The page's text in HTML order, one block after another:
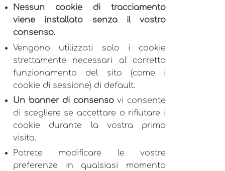
Nessun cookie di tracciamento
viene installato senza il vostro
consenso.
Vengono utilizzati solo i cookie
strettamente necessari al corretto
funzionamento del sito (come i
cookie di sessione) di default.
Un banner di consensovi consente
di scegliere se accettare o rifiutare i
cookie durante la vostra prima
visita.
Potrete modificare le vostre
preferenze in qualsiasi momento